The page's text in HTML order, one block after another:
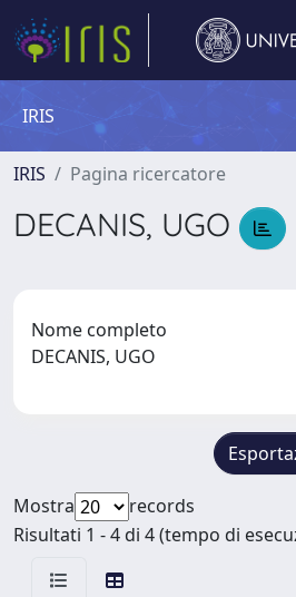
IRIS
IRIS Pagina ricercatore
DECANIS, UGO
Nome completo
DECANIS, UGO
Mostra
records
Risultati 1 - 4 di 4 (tempo di